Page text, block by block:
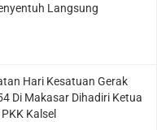
Langsung
Hari Kesatuan Gerak
Di Makasar Dihadiri Ketua
Kalsel